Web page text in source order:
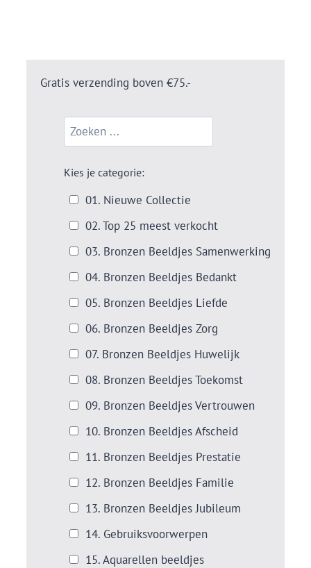
Gratis verzending boven €75.-
Kies je categorie:
01. Nieuwe Collectie
02. Top 25 meest verkocht
03. Bronzen Beeldjes Samenwerking
04. Bronzen Beeldjes Bedankt
05. Bronzen Beeldjes Liefde
06. Bronzen Beeldjes Zorg
07. Bronzen Beeldjes Huwelijk
08. Bronzen Beeldjes Toekomst
09. Bronzen Beeldjes Vertrouwen
10. Bronzen Beeldjes Afscheid
11. Bronzen Beeldjes Prestatie
12. Bronzen Beeldjes Familie
13. Bronzen Beeldjes Jubileum
14. Gebruiksvoorwerpen
15. Aquarellen beeldjes